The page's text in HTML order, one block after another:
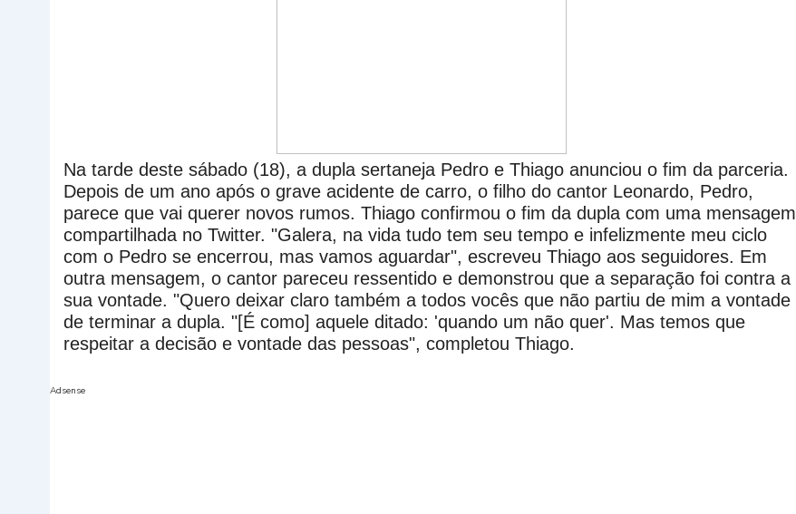
Na tarde deste sábado (18), a dupla sertaneja Pedro e Thiago anunciou o fim da parceria.
Depois de um ano após o grave acidente de carro, o filho do cantor Leonardo, Pedro,
parece que vai querer novos rumos. Thiago confirmou o fim da dupla com uma mensagem
compartilhada no Twitter. "Galera, na vida tudo tem seu tempo e infelizmente meu ciclo
com o Pedro se encerrou, mas vamos aguardar", escreveu Thiago aos seguidores. Em
outra mensagem, o cantor pareceu ressentido e demonstrou que a separação foi contra a
sua vontade. "Quero deixar claro também a todos vocês que não partiu de mim a vontade
de terminar a dupla. "[É como] aquele ditado: 'quando um não quer'. Mas temos que
respeitar a decisão e vontade das pessoas", completou Thiago.
Adsense